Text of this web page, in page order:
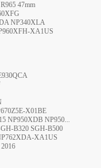
47mm
NP340XLA
XA1US
X01BE
NP950XDB NP950...
B320 SGH-B500
XA1US